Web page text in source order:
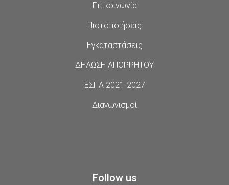
Επικοινωνία
Πιστοποιήσεις
Εγκαταστάσεις
ΔΗΛΩΣΗ ΑΠΟΡΡΗΤΟΥ
ΕΣΠΑ 2021-2027
Διαγωνισμοί
Follow us